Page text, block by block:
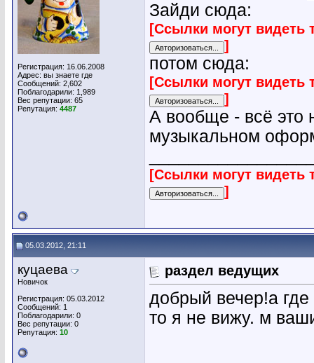
Регистрация: 16.06.2008
Адрес: вы знаете где
Сообщений: 2,602
Поблагодарили: 1,989
Вес репутации: 65
Репутация: 4487
Зайди сюда:
[Ссылки могут видеть
]
потом сюда:
[Ссылки могут видеть
]
А вообще - всё это
музыкальном
[Ссылки могут видеть
]
05.03.2012, 21:11
куцаева
Новичок
Регистрация: 05.03.2012
Сообщений: 1
Поблагодарили: 0
Вес репутации: 0
Репутация: 10
раздел ведущих
добрый вечер!а
то я не вижу. м